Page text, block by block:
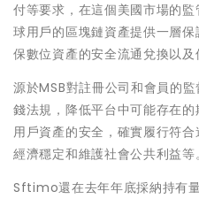
付等要求，在這個美國市場的
球用戶的區塊鏈資產提供一層
保數位資產的安全流通兌換以及
源於MSB對註冊公司和會員的
錢法規，降低平台中可能存在
用戶資產的安全，確實履行符
經濟穩定和維護社會公共利益等。
Sftimo還在去年年底採納持有